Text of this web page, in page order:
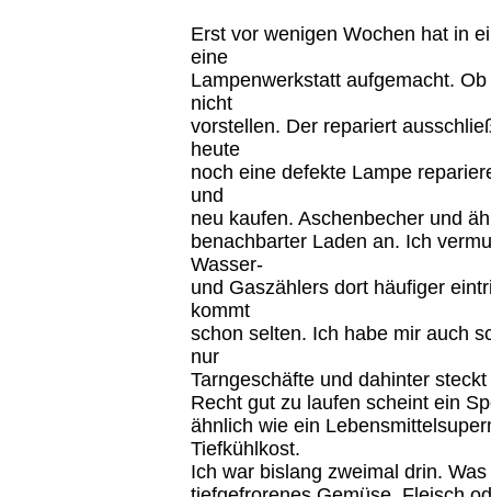
Erst vor wenigen Wochen hat in
eine
Lampenwerkstatt aufgemacht.
nicht
vorstellen. Der repariert
heute
noch eine defekte Lampe
und
neu kaufen. Aschenbecher und
benachbarter Laden an. Ich
Wasser-
und Gaszählers dort häufiger
kommt
schon selten. Ich habe mir auch
nur
Tarngeschäfte und dahinter
Recht gut zu laufen scheint ein
ähnlich wie ein
Tiefkühlkost.
Ich war bislang zweimal drin.